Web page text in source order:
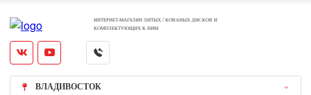
ИНТЕРНЕТ-МАГАЗИН ЛИТЫХ / КОВАНЫХ ДИСКОВ И
КОМПЛЕКТУЮЩИХ К НИМ
ВЛАДИВОСТОК